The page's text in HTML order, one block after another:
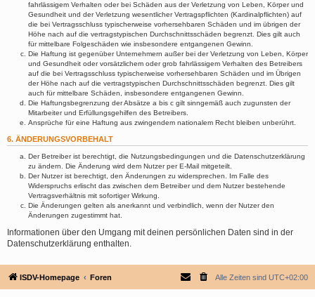
fahrlässigem Verhalten oder bei Schäden aus der Verletzung von Leben, Körper und
Gesundheit und der Verletzung wesentlicher Vertragspflichten (Kardinalpflichten) auf
die bei Vertragsschluss typischerweise vorhersehbaren Schäden und im übrigen der
Höhe nach auf die vertragstypischen Durchschnittsschäden begrenzt. Dies gilt auch
für mittelbare Folgeschäden wie insbesondere entgangenen Gewinn.
Die Haftung ist gegenüber Unternehmern außer bei der Verletzung von Leben, Körper
und Gesundheit oder vorsätzlichem oder grob fahrlässigem Verhalten des Betreibers
auf die bei Vertragsschluss typischerweise vorhersehbaren Schäden und im Übrigen
der Höhe nach auf die vertragstypischen Durchschnittsschäden begrenzt. Dies gilt
auch für mittelbare Schäden, insbesondere entgangenen Gewinn.
Die Haftungsbegrenzung der Absätze a bis c gilt sinngemäß auch zugunsten der
Mitarbeiter und Erfüllungsgehilfen des Betreibers.
Ansprüche für eine Haftung aus zwingendem nationalem Recht bleiben unberührt.
6. ÄNDERUNGSVORBEHALT
Der Betreiber ist berechtigt, die Nutzungsbedingungen und die Datenschutzerklärung
zu ändern. Die Änderung wird dem Nutzer per E-Mail mitgeteilt.
Der Nutzer ist berechtigt, den Änderungen zu widersprechen. Im Falle des
Widerspruchs erlischt das zwischen dem Betreiber und dem Nutzer bestehende
Vertragsverhältnis mit sofortiger Wirkung.
Die Änderungen gelten als anerkannt und verbindlich, wenn der Nutzer den
Änderungen zugestimmt hat.
Informationen über den Umgang mit deinen persönlichen Daten sind in der
Datenschutzerklärung enthalten.
ISDV-Homepage Foren Alle Zeiten sind UTC+02:00